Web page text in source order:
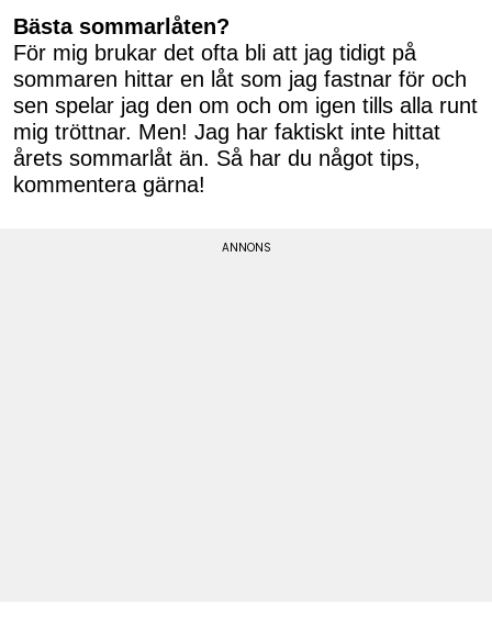
Bästa sommarlåten?
För mig brukar det ofta bli att jag tidigt på
sommaren hittar en låt som jag fastnar för och
sen spelar jag den om och om igen tills alla runt
mig tröttnar. Men! Jag har faktiskt inte hittat
årets sommarlåt än. Så har du något tips,
kommentera gärna!